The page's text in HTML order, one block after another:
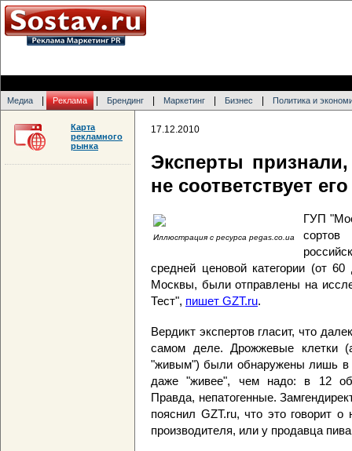
Медиа Реклама Брендинг Маркетинг Бизнес Политика и
17.12.2010
Эксперты
не соответствует
Иллюстрация с ресурса pegas.co.ua
ГУП
сортов
средней ценовой категории (от
Москвы, были отправлены на
Тест", пишет GZT.ru.
Вердикт экспертов гласит, что
самом деле. Дрожжевые клетки
"живым") были обнаружены лишь в
даже "живее", чем надо: в 12
Правда, непатогенные.
пояснил GZT.ru, что это говорит
производителя, или у продавца
Карта
рекламного
рынка